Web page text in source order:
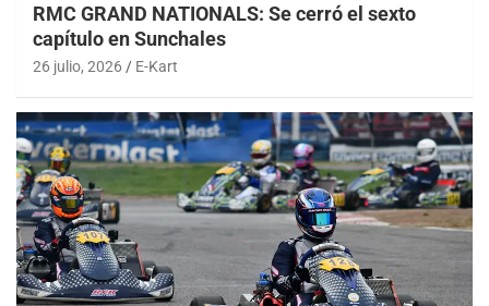
RMC GRAND NATIONALS: Se cerró el sexto
capítulo en Sunchales
26 julio, 2026 E-Kart